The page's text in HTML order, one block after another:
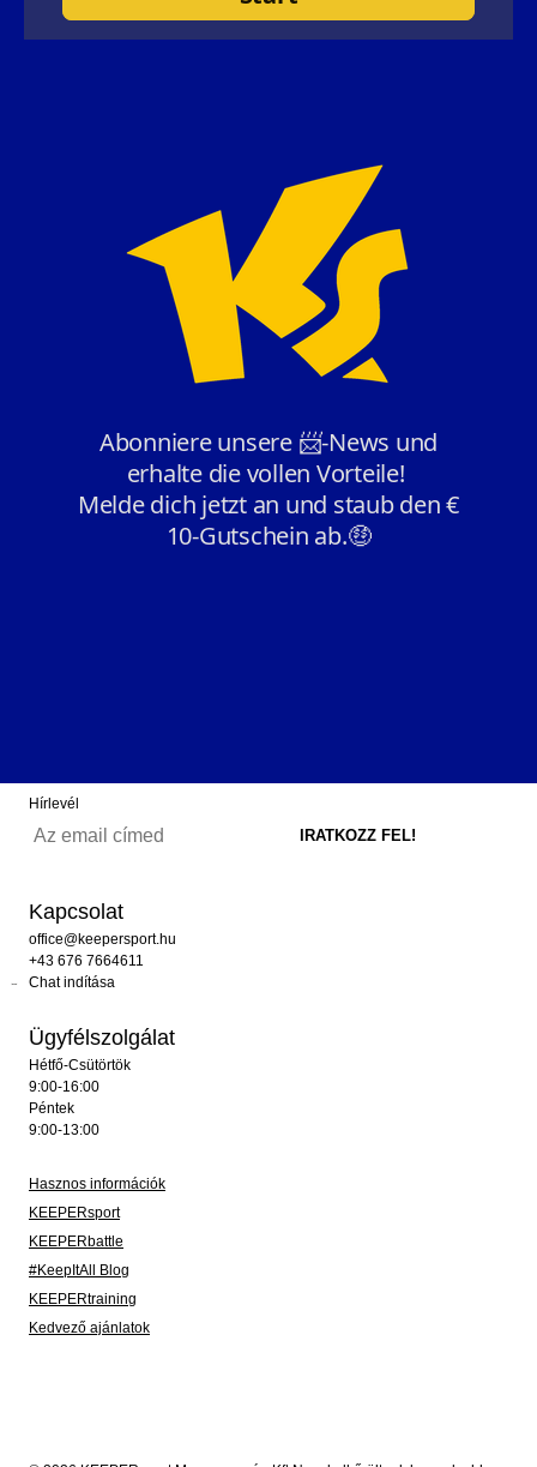
Hírlevél
Kapcsolat
office@keepersport.hu
+43 676 7664611
Chat indítása
Ügyfélszolgálat
Hétfő-Csütörtök
9:00-16:00
Péntek
9:00-13:00
Hasznos információk
KEEPERsport
KEEPERbattle
#KeepItAll Blog
KEEPERtraining
Kedvező ajánlatok